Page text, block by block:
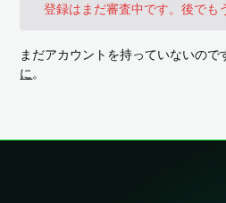
登録はまだ審査中です。後でも
まだアカウントを持っていないの
に 。